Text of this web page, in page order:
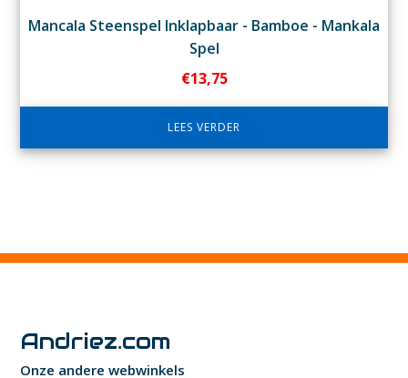
Mancala Steenspel Inklapbaar - Bamboe - Mankala
Spel
€13,75
LEES VERDER
Andriez.com
Onze andere webwinkels